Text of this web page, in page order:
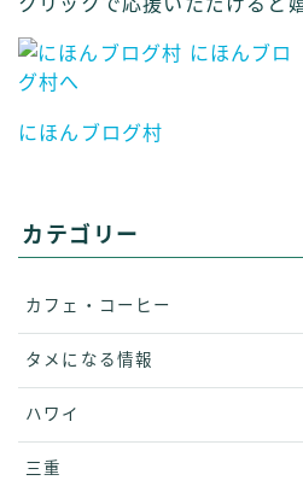
にほんブログ村
カテゴリー
カフェ・コーヒー
タメになる情報
ハワイ
三重